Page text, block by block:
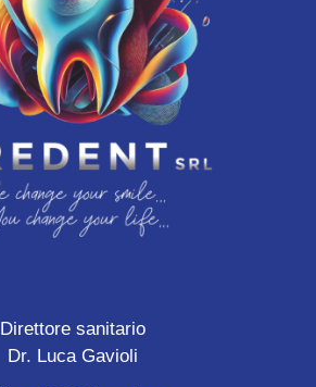
Direttore sanitario
Dr. Luca Gavioli